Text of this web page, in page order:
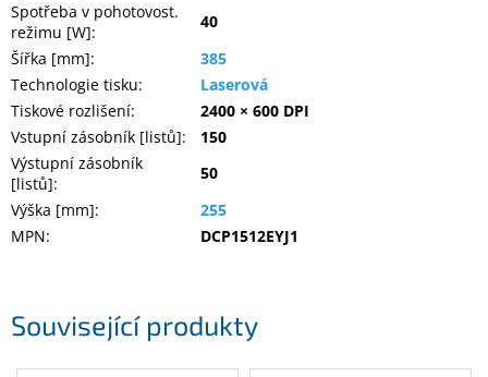
Související produkty
Spotřeba v pohotovost.
režimu [W]:
40
Šířka [mm]:
385
Technologie tisku:
Laserová
Tiskové rozlišení:
2400 × 600 DPI
Vstupní zásobník [listů]:
150
Výstupní zásobník
[listů]:
50
Výška [mm]:
255
MPN: DCP1512EYJ1